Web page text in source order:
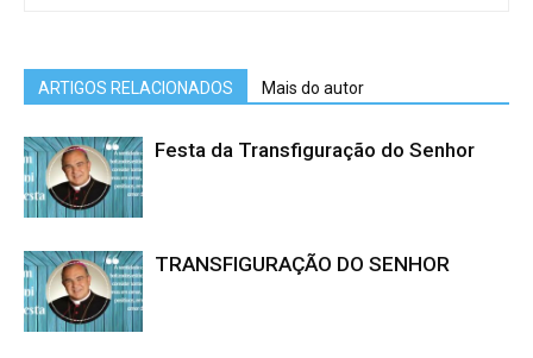
ARTIGOS RELACIONADOS Mais do autor
Festa da Transfiguração do Senhor
TRANSFIGURAÇÃO DO SENHOR